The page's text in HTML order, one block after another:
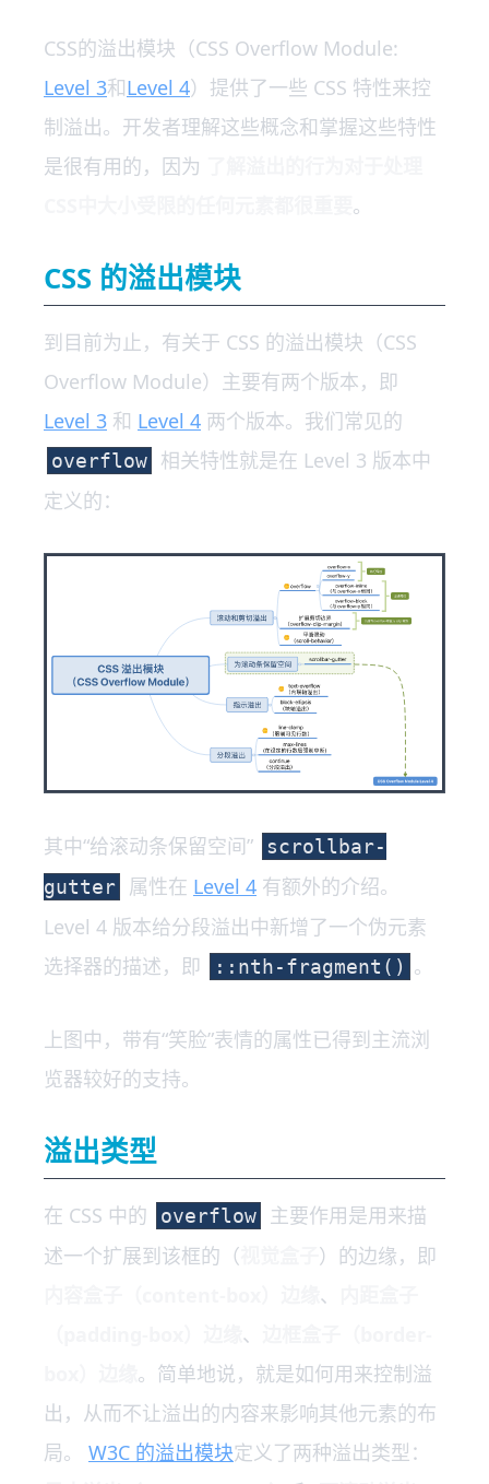
CSS的溢出模块（CSS Overflow Module:
Level 3和Level 4）提供了一些 CSS 特性来控
制溢出。开发者理解这些概念和掌握这些特性
是很有用的，因为
。
CSS 的溢出模块
到目前为止，有关于 CSS 的溢出模块（CSS
Overflow Module）主要有两个版本，即
Level 3 和 Level 4 两个版本。我们常见的
overflow
相关特性就是在 Level 3 版本中
定义的：
其中“给滚动条保留空间”
scrollbar-
gutter
属性在 Level 4 有额外的介绍。
Level 4 版本给分段溢出中新增了一个伪元素
选择器的描述，即
::nth-fragment() 。
上图中，带有“笑脸”表情的属性已得到主流浏
览器较好的支持。
溢出类型
在 CSS 中的 overflow
主要作用是用来描
述一个扩展到该框的（
）的边缘，即
、
、
。简单地说，就是如何用来控制溢
出，从而不让溢出的内容来影响其他元素的布
局。 W3C 的溢出模块定义了两种溢出类型：